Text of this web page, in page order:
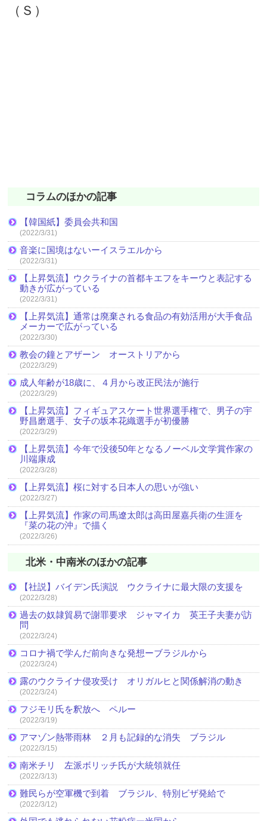
（Ｓ）
コラムのほかの記事
【韓国紙】委員会共和国
(2022/3/31)
音楽に国境はないーイスラエルから
(2022/3/31)
【上昇気流】ウクライナの首都キエフをキーウと表記する
動きが広がっている
(2022/3/31)
【上昇気流】通常は廃棄される食品の有効活用が大手食品
メーカーで広がっている
(2022/3/30)
教会の鐘とアザーン オーストリアから
(2022/3/29)
成人年齢が18歳に、４月から改正民法が施行
(2022/3/29)
【上昇気流】フィギュアスケート世界選手権で、男子の宇
野昌磨選手、女子の坂本花織選手が初優勝
(2022/3/29)
【上昇気流】今年で没後50年となるノーベル文学賞作家の
川端康成
(2022/3/28)
【上昇気流】桜に対する日本人の思いが強い
(2022/3/27)
【上昇気流】作家の司馬遼太郎は高田屋嘉兵衛の生涯を
『菜の花の沖』で描く
(2022/3/26)
北米・中南米のほかの記事
【社説】バイデン氏演説 ウクライナに最大限の支援を
(2022/3/28)
過去の奴隷貿易で謝罪要求 ジャマイカ 英王子夫妻が訪
問
(2022/3/24)
コロナ禍で学んだ前向きな発想ーブラジルから
(2022/3/24)
露のウクライナ侵攻受け オリガルヒと関係解消の動き
(2022/3/24)
フジモリ氏を釈放へ ペルー
(2022/3/19)
アマゾン熱帯雨林 ２月も記録的な消失 ブラジル
(2022/3/15)
南米チリ 左派ボリッチ氏が大統領就任
(2022/3/13)
難民らが空軍機で到着 ブラジル、特別ビザ発給で
(2022/3/12)